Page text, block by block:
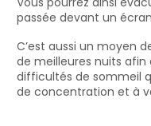
passée devant un
C’est aussi un moyen
de meilleures nuits afin
difficultés de sommeil
de concentration et à